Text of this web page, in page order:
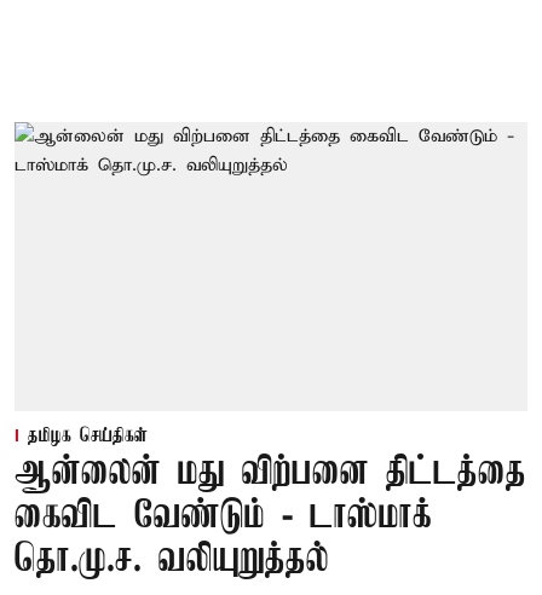
தமிழக செய்திகள்
ஆன்லைன் மது விற்பனை திட்டத்தை
கைவிட வேண்டும் - டாஸ்மாக்
தொ.மு.ச. வலியுறுத்தல்